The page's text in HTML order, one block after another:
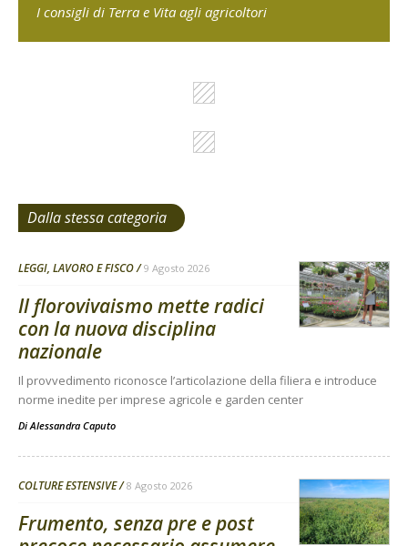
I consigli di Terra e Vita agli agricoltori
Dalla stessa categoria
LEGGI, LAVORO E FISCO 9 Agosto 2026
Il florovivaismo mette radici
con la nuova disciplina
nazionale
Il provvedimento riconosce l’articolazione della filiera e introduce
norme inedite per imprese agricole e garden center
DiAlessandra Caputo
COLTURE ESTENSIVE 8 Agosto 2026
Frumento, senza pre e post